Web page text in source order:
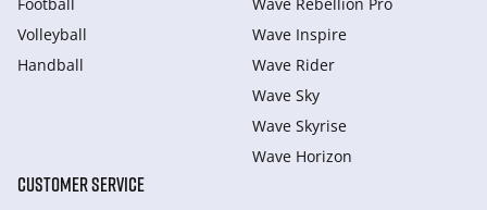
Volleyball
Handball
Wave Inspire
Wave Rider
Wave Sky
Wave Skyrise
Wave Horizon
CUSTOMER SERVICE